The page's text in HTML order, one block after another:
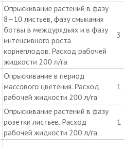
Опрыскивание растений в фазу
8–10 листьев, фазу смыкания
ботвы в междурядьях и в фазу
интенсивного роста
корнеплодов. Расход рабочей
жидкости 200 л/га
3
Опрыскивание в период
массового цветения. Расход
рабочей жидкости 200 л/га
1
Опрыскивание растений в фазу
розетки листьев. Расход
рабочей жидкости 200 л/га
1